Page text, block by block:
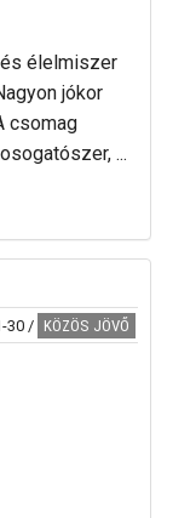
élelmiszer
jókor
csomag
...
30/ KÖZÖS JÖVŐ